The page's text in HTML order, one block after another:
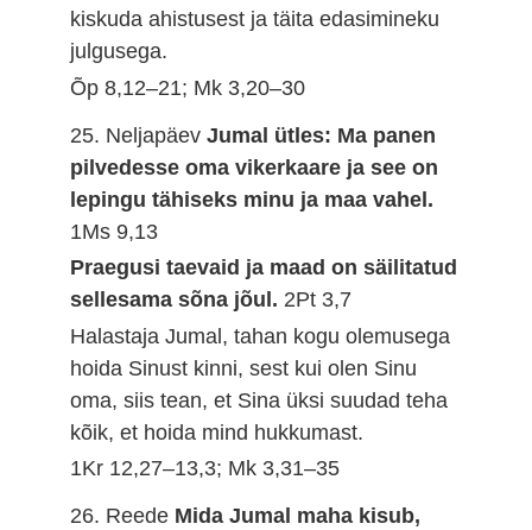
kiskuda ahistusest ja täita edasimineku
julgusega.
Õp 8,12–21; Mk 3,20–30
25. NeljapäevJumal ütles: Ma panen
pilvedesse oma vikerkaare ja see on
lepingu tähiseks minu ja maa vahel.
1Ms 9,13
Praegusi taevaid ja maad on säilitatud
sellesama sõna jõul. 2Pt 3,7
Halastaja Jumal, tahan kogu olemusega
hoida Sinust kinni, sest kui olen Sinu
oma, siis tean, et Sina üksi suudad teha
kõik, et hoida mind hukkumast.
1Kr 12,27–13,3; Mk 3,31–35
26. Reede Mida Jumal maha kisub,